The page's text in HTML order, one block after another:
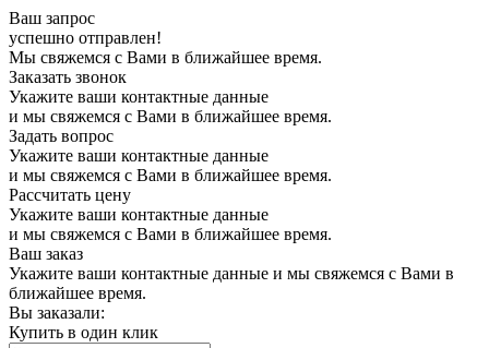
Ваш запрос
успешно отправлен!
Мы свяжемся с Вами в ближайшее время.
Заказать звонок
Укажите ваши контактные данные
и мы свяжемся с Вами в ближайшее время.
Задать вопрос
Укажите ваши контактные данные
и мы свяжемся с Вами в ближайшее время.
Рассчитать цену
Укажите ваши контактные данные
и мы свяжемся с Вами в ближайшее время.
Ваш заказ
Укажите ваши контактные данные и мы свяжемся с Вами в
ближайшее время.
Вы заказали:
Купить в один клик